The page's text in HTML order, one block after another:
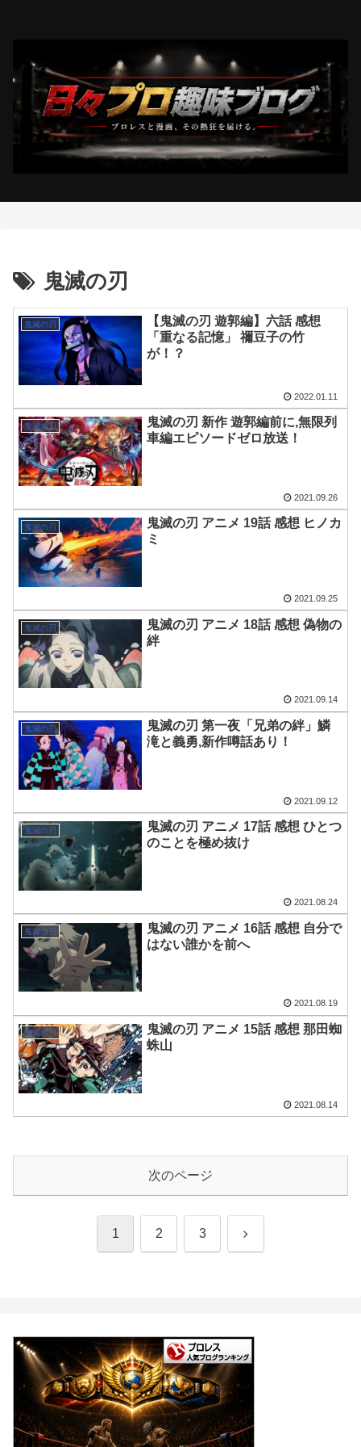
鬼滅の刃
鬼滅の刃
【鬼滅の刃 遊郭編】六話 感想
「重なる記憶」 禰豆子の竹
が！？
2022.01.11
鬼滅の刃
鬼滅の刃 新作 遊郭編前に,無限列
車編エピソードゼロ放送！
2021.09.26
鬼滅の刃
鬼滅の刃 アニメ 19話 感想 ヒノカ
ミ
2021.09.25
鬼滅の刃
鬼滅の刃 アニメ 18話 感想 偽物の
絆
2021.09.14
鬼滅の刃
鬼滅の刃 第一夜「兄弟の絆」鱗
滝と義勇,新作噂話あり！
2021.09.12
鬼滅の刃
鬼滅の刃 アニメ 17話 感想 ひとつ
のことを極め抜け
2021.08.24
鬼滅の刃
鬼滅の刃 アニメ 16話 感想 自分で
はない誰かを前へ
2021.08.19
鬼滅の刃
鬼滅の刃 アニメ 15話 感想 那田蜘
蛛山
2021.08.14
次のページ
1 2 3 次